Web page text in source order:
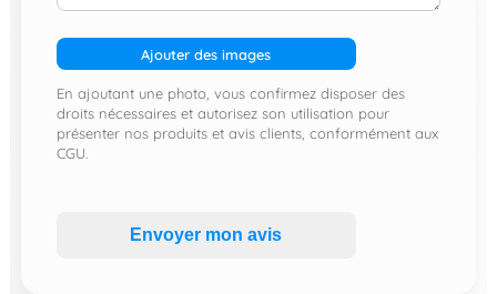
Ajouter des images
En ajoutant une photo, vous confirmez disposer des
droits nécessaires et autorisez son utilisation pour
présenter nos produits et avis clients, conformément aux
CGU.
Envoyer mon avis